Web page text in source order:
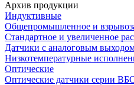
Архив продукции
Индуктивные
Общепромышленное и
Стандартное и увеличенное
Датчики с аналоговым
Низкотемпературные
Оптические
Оптические датчики серии